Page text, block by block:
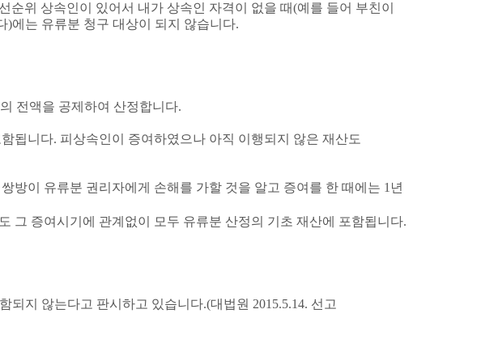
순위 상속인이 있어서 내가 상속인 자격이 없을 때(예를 들어 부친이
)에는 유류분 청구 대상이 되지 않습니다.
전액을 공제하여 산정합니다.
됩니다. 피상속인이 증여하였으나 아직 이행되지 않은 재산도
방이 유류분 권리자에게 손해를 가할 것을 알고 증여를 한 때에는 1 년
그 증여시기에 관계없이 모두 유류분 산정의 기초 재산에 포함됩니다.
되지 않는다고 판시하고 있습니다.(대법원 2015.5.14. 선고